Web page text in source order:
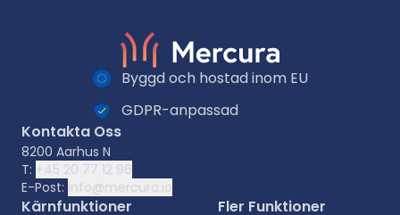
Byggd och hostad inom EU
GDPR-anpassad
Kontakta Oss
8200 Aarhus N
T: +45 20 77 12 96
E-Post: info@mercura.io
Kärnfunktioner Fler Funktioner